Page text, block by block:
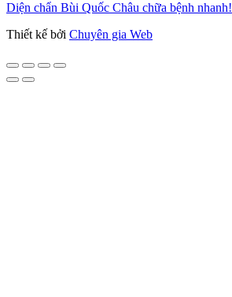
Diện chẩn Bùi Quốc Châu chữa bệnh nhanh!
Thiết kế bởi Chuyên gia Web